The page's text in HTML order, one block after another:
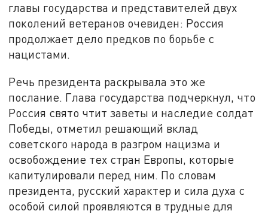
главы государства и представителей двух
поколений ветеранов очевиден: Россия
продолжает дело предков по борьбе с
нацистами.
Речь президента раскрывала это же
послание. Глава государства подчеркнул, что
Россия свято чтит заветы и наследие солдат
Победы, отметил решающий вклад
советского народа в разгром нацизма и
освобождение тех стран Европы, которые
капитулировали перед ним. По словам
президента, русский характер и сила духа с
особой силой проявляются в трудные для